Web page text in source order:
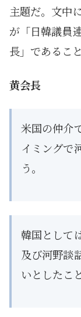
主題だ。文中
が「日韓議員
長」であるこ
黄会長
米国の仲介
イミングで
う。
韓国として
及び河野談
いとしたこ